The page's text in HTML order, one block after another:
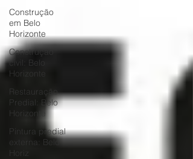
Construção
em Belo
Horizonte
Construção
civil: Belo
Horizonte
Restauração
Predial: Belo
Horizonte
Pintura predial
externa: Belo
Horiz